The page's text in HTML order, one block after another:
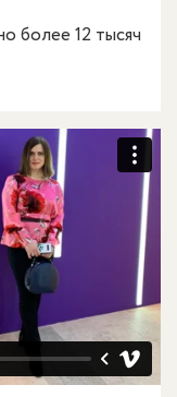
более 12 тысяч